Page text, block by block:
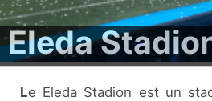
Eleda
Le Eleda Stadion est un stade de football situé à